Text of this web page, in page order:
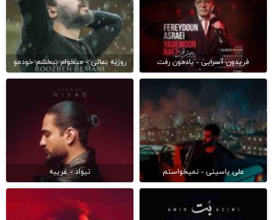
فریدون آسرایی - یادمون رفت روزبه بمانی - میخوام ببخشم خودمو
علی یاسینی - نمیخواستم نیواد - غریبه